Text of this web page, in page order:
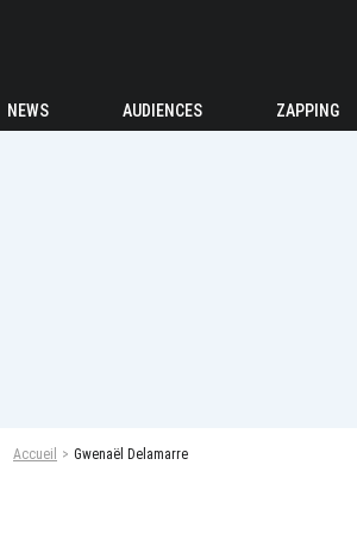
NEWS AUDIENCES ZAPPING
Accueil Gwenaël Delamarre